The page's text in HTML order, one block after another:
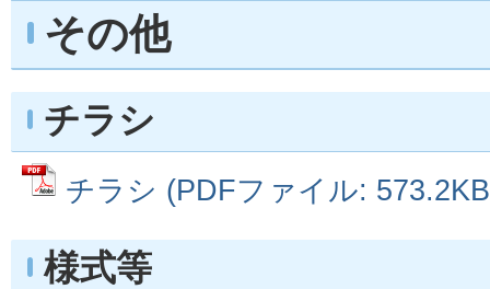
その他
チラシ
チラシ (PDFファイル:
様式等